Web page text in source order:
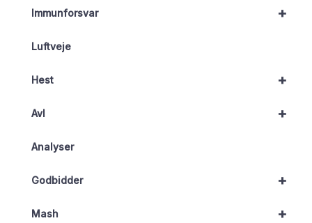
+
Immunforsvar
Luftveje
+
Hest
+
Avl
Analyser
+
Godbidder
+
Mash